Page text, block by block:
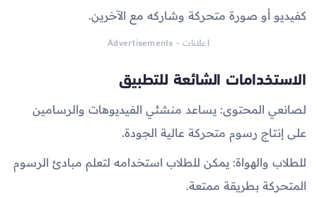
كفيديو أو صورة متحركة وشاركه مع الآخرين.
اعلانات - Advertisements
الاستخدامات الشائعة للتطبيق
لصانعي المحتوى: يساعد منشئي الفيديوهات والرسامين
على إنتاج رسوم متحركة عالية الجودة.
للطلاب والهواة: يمكن للطلاب استخدامه لتعلم مبادئ الرسوم
المتحركة بطريقة ممتعة.